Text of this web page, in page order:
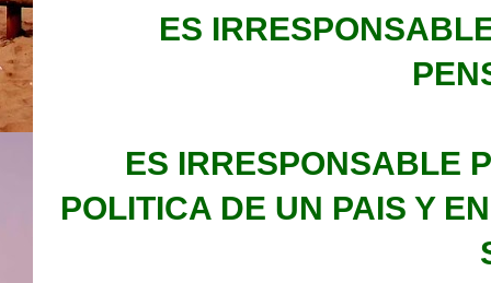
ES
ES IRRESPONSABLE
POLITICA DE UN PAIS Y